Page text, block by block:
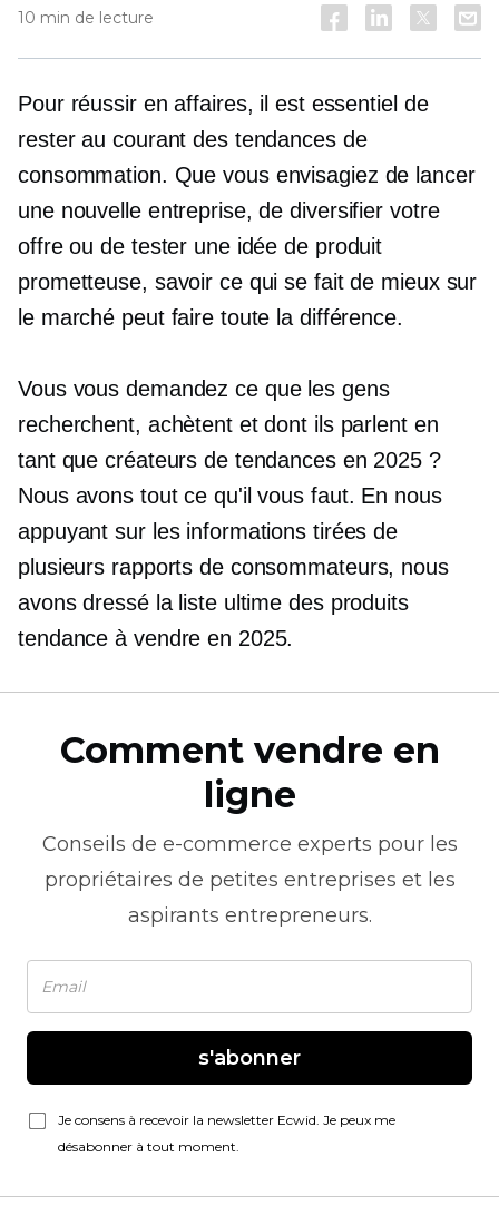
10 min de lecture
Pour réussir en affaires, il est essentiel de
rester au courant des tendances de
consommation. Que vous envisagiez de lancer
une nouvelle entreprise, de diversifier votre
offre ou de tester une idée de produit
prometteuse, savoir ce qui se fait de mieux sur
le marché peut faire toute la différence.
Vous vous demandez ce que les gens
recherchent, achètent et dont ils parlent en
tant que créateurs de tendances en 2025 ?
Nous avons tout ce qu'il vous faut. En nous
appuyant sur les informations tirées de
plusieurs rapports de consommateurs, nous
avons dressé la liste ultime des produits
tendance à vendre en 2025.
Comment vendre en
ligne
Conseils de e-commerce experts pour les
propriétaires de petites entreprises et les
aspirants entrepreneurs.
s'abonner
Je consens à recevoir la newsletter Ecwid. Je peux me
désabonner à tout moment.